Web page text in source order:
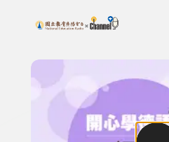
上方功能區塊
搜尋關鍵字：可輸入節目名